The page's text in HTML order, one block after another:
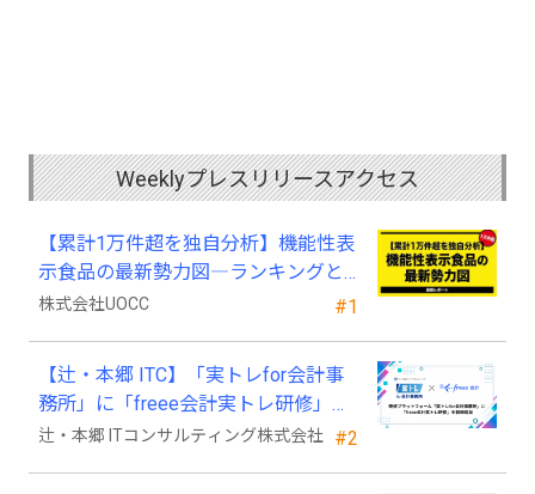
Weeklyプレスリリースアクセス
#1
【累計1万件超を独自分析】機能性表
示食品の最新勢力図―ランキングと
2025年4月以降の変化
株式会社UOCC
#2
【辻・本郷 ITC】「実トレfor会計事
務所」に「freee会計実トレ研修」を
新規追加
辻・本郷 ITコンサルティング株式会社